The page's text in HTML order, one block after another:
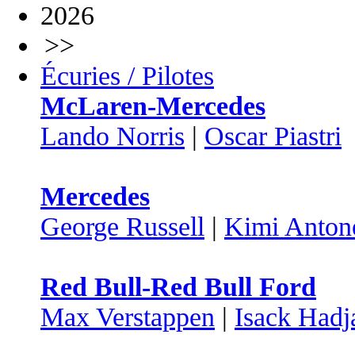
2026
>>
Écuries / Pilotes
McLaren-Mercedes
Lando Norris | Oscar Piastri
Mercedes
George Russell | Kimi
Red Bull-Red Bull Ford
Max Verstappen | Isack